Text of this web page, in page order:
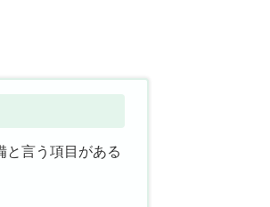
と言う項目がある